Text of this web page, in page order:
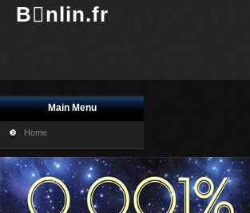
Bnlin.fr
Main Menu
Home